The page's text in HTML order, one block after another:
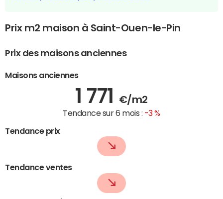
Prix m2 maison à Saint-Ouen-le-Pin
Prix des maisons anciennes
Maisons anciennes
1 771 €/m2
Tendance sur 6 mois : -3 %
Tendance prix
Tendance ventes